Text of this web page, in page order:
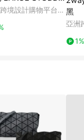
HOBO BAG
境設計購物平台
黑
亞洲
1%